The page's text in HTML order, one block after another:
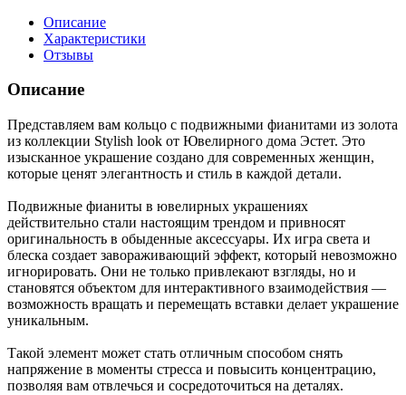
Описание
Характеристики
Отзывы
Описание
Представляем вам кольцо с подвижными фианитами из золота
из коллекции Stylish look от Ювелирного дома Эстет. Это
изысканное украшение создано для современных женщин,
которые ценят элегантность и стиль в каждой детали.
Подвижные фианиты в ювелирных украшениях
действительно стали настоящим трендом и привносят
оригинальность в обыденные аксессуары. Их игра света и
блеска создает завораживающий эффект, который невозможно
игнорировать. Они не только привлекают взгляды, но и
становятся объектом для интерактивного взаимодействия —
возможность вращать и перемещать вставки делает украшение
уникальным.
Такой элемент может стать отличным способом снять
напряжение в моменты стресса и повысить концентрацию,
позволяя вам отвлечься и сосредоточиться на деталях.